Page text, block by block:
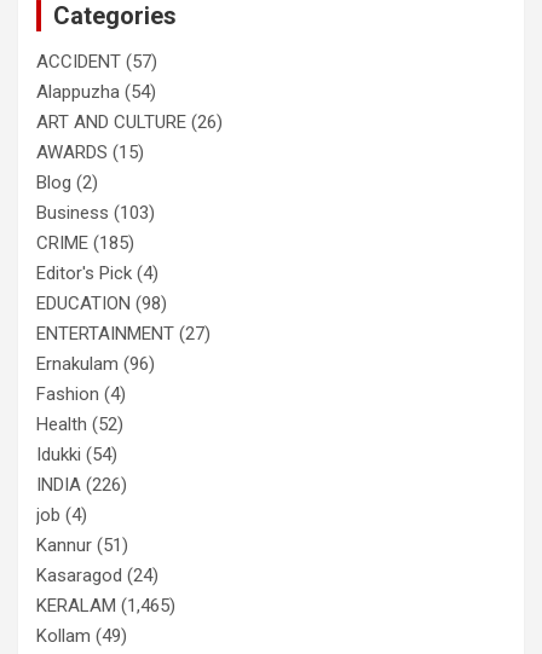
Categories
ACCIDENT (57)
Alappuzha (54)
ART AND CULTURE (26)
AWARDS (15)
Blog (2)
Business (103)
CRIME (185)
Editor's Pick (4)
EDUCATION (98)
ENTERTAINMENT (27)
Ernakulam (96)
Fashion (4)
Health (52)
Idukki (54)
INDIA (226)
job (4)
Kannur (51)
Kasaragod (24)
KERALAM (1,465)
Kollam (49)